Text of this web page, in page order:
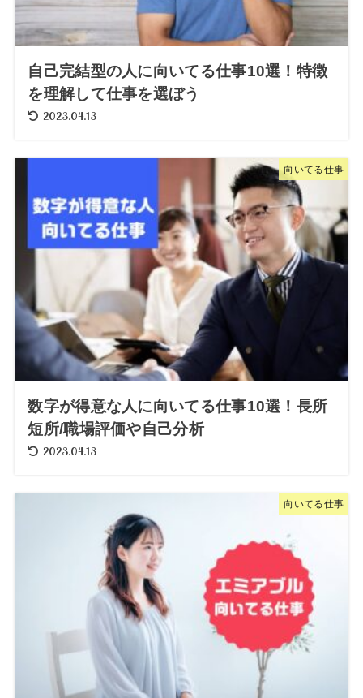
自己完結型の人に向いてる仕事10選！特徴
を理解して仕事を選ぼう
2023.04.13
向いてる仕事
数字が得意な人に向いてる仕事10選！長所
短所/職場評価や自己分析
2023.04.13
向いてる仕事